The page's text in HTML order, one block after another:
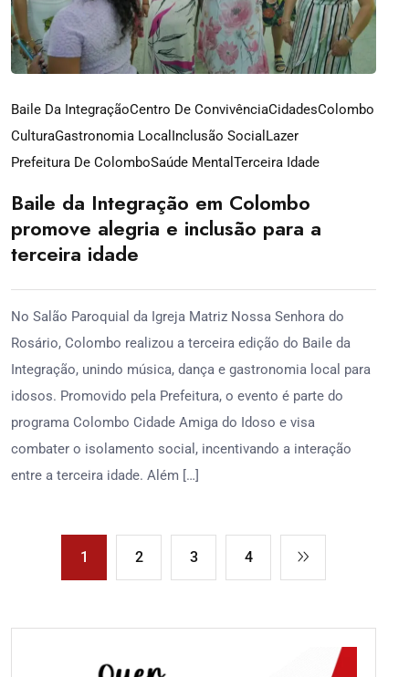
Baile Da IntegraçãoCentro De ConvivênciaCidadesColombo
CulturaGastronomia Local Inclusão Social Lazer
Prefeitura De ColomboSaúde Mental Terceira Idade
Baile da Integração em Colombo
promove alegria e inclusão para a
terceira idade
No Salão Paroquial da Igreja Matriz Nossa Senhora do
Rosário, Colombo realizou a terceira edição do Baile da
Integração, unindo música, dança e gastronomia local para
idosos. Promovido pela Prefeitura, o evento é parte do
programa Colombo Cidade Amiga do Idoso e visa
combater o isolamento social, incentivando a interação
entre a terceira idade. Além […]
1 2 3 4